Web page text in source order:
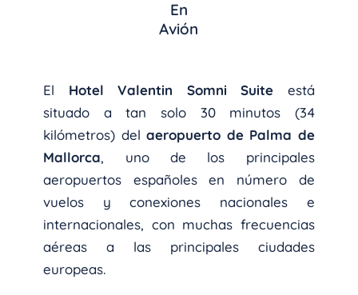
En
Avión
El Hotel Valentin Somni Suite está
situado a tan solo 30 minutos (34
kilómetros) delaeropuerto de Palma de
Mallorca, uno de los principales
aeropuertos españoles en número de
vuelos y conexiones nacionales e
internacionales, con muchas frecuencias
aéreas a las principales ciudades
europeas.